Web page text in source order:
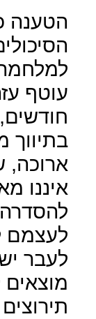
הטענה
למלחמה
בתיווך
ארוכה,
איננו
להסדרה
לעצמם
לעבר
מוצאים